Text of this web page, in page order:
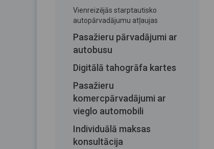
Vienreizējās starptautisko
autopārvadājumu atļaujas
Pasažieru pārvadājumi ar
autobusu
Digitālā tahogrāfa kartes
Pasažieru
komercpārvadājumi ar
vieglo automobili
Individuālā maksas
konsultācija